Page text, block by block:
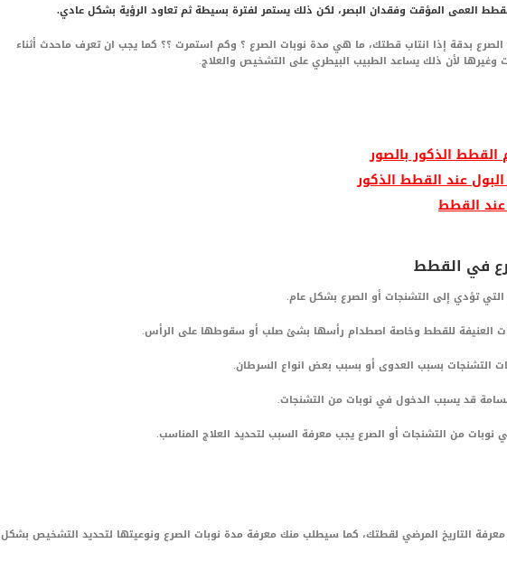
العمى المؤقت وفقدان البصر، لكن ذلك يستمر لفترة بسيطة ثم تعاود الرؤية بشكل عادي.
بدقة إذا انتاب قطتك، ما هي مدة نوبات الصرع ؟ وكم استمرت ؟؟ كما يجب ان تعرف ماحدث أثناء
وغيرها لأن ذلك يساعد الطبيب البيطري على التشخيص والعلاج.
الذكور بالصور
القطط
في القطط
تؤدي إلى التشنجات أو الصرع بشكل عام.
العنيفة للقطط وخاصة اصطدام رأسها بشئ صلب أو سقوطها على الرأس.
التشنجات بسبب العدوى أو بسبب بعض انواع السرطان.
قد يسبب الدخول في نوبات من التشنجات.
من التشنجات أو الصرع يجب معرفة السبب لتحديد العلاج المناسب.
معرفة التاريخ المرضي لقطتك، كما سيطلب منك معرفة مدة نوبات الصرع ونوعيتها لتحديد التشخيص بشكل